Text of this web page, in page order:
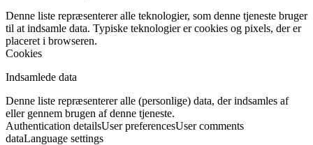
Denne liste repræsenterer alle teknologier, som denne tjeneste bruger
til at indsamle data. Typiske teknologier er cookies og pixels, der er
placeret i browseren.
Cookies
Indsamlede data
Denne liste repræsenterer alle (personlige) data, der indsamles af
eller gennem brugen af denne tjeneste.
Authentication detailsUser preferencesUser comments
dataLanguage settings